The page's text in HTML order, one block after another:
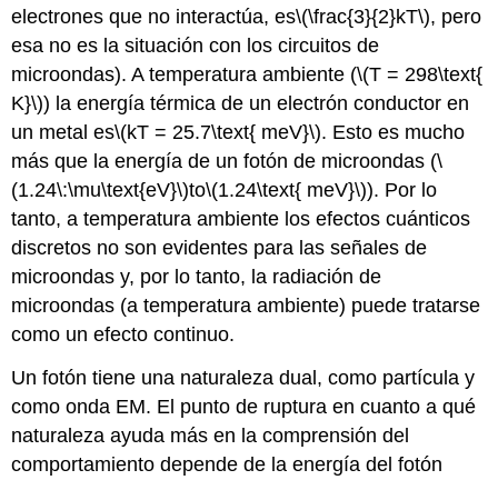
electrones que no interactúa, es\(\frac{3}{2}kT\), pero
esa no es la situación con los circuitos de
microondas). A temperatura ambiente (\(T = 298\text{
K}\)) la energía térmica de un electrón conductor en
un metal es\(kT = 25.7\text{ meV}\). Esto es mucho
más que la energía de un fotón de microondas (\
(1.24\:\mu\text{eV}\)to\(1.24\text{ meV}\)). Por lo
tanto, a temperatura ambiente los efectos cuánticos
discretos no son evidentes para las señales de
microondas y, por lo tanto, la radiación de
microondas (a temperatura ambiente) puede tratarse
como un efecto continuo.
Un fotón tiene una naturaleza dual, como partícula y
como onda EM. El punto de ruptura en cuanto a qué
naturaleza ayuda más en la comprensión del
comportamiento depende de la energía del fotón